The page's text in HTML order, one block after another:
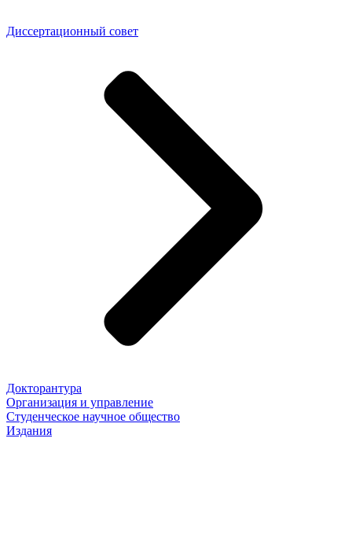
Диссертационный совет
Докторантура
Организация и управление
Студенческое научное общество
Издания